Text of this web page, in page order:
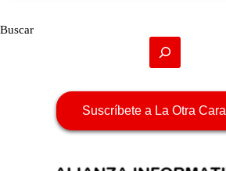
Buscar
Suscríbete a La Otra Cara